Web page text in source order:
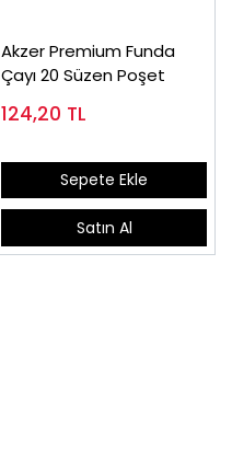
Akzer Premium Funda
Çayı 20 Süzen Poşet
124,20 TL
Sepete Ekle
Satın Al